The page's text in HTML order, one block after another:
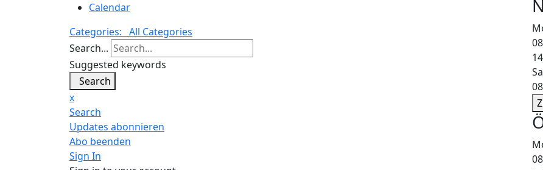
Calendar
Categories: All Categories
Search...
Suggested keywords
Search
x
Search
Updates abonnieren
Abo beenden
Sign In